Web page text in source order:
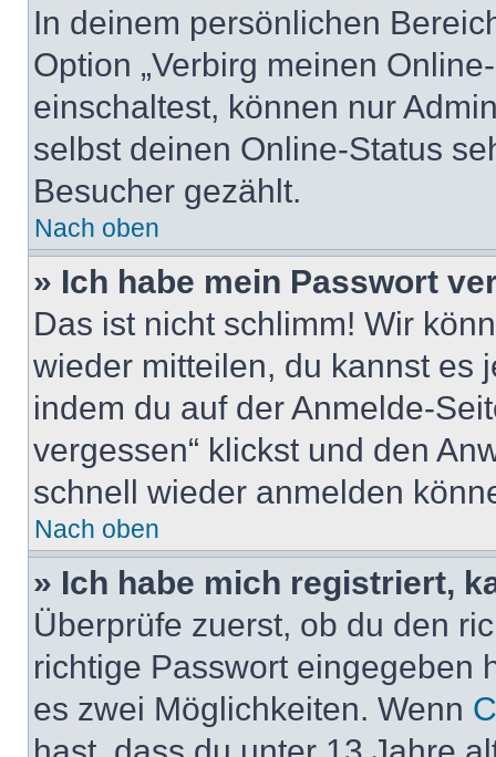
In deinem persönlichen
Option „Verbirg meinen
einschaltest, können nur
selbst deinen Online-Status
Besucher gezählt.
Nach oben
» Ich habe mein Passwort
Das ist nicht schlimm! Wir
wieder mitteilen, du kannst es
indem du auf der Anmelde-
vergessen“ klickst und den
schnell wieder anmelden
Nach oben
» Ich habe mich registriert,
Überprüfe zuerst, ob du den
richtige Passwort eingegeben
es zwei Möglichkeiten. Wenn